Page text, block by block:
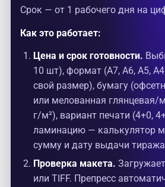
Срок — от 1 рабочего дня на
Как это работает:
Цена и срок готовности.
10 шт), формат (А7, А6, А5,
свой размер), бумагу
или мелованная глянцевая/
г/м²), вариант печати (4+0,
ламинацию — калькулятор
сумму и дату выдачи
Проверка макета.
или TIFF. Препресс